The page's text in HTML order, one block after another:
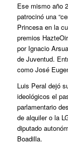
Ese mismo año
patrocinó una
Princesa en la
premios
por Ignacio
de Juventud.
como José
Luis Peral dejó
ideológicos el
parlamentario
de alquiler o la
diputado
Boadilla.